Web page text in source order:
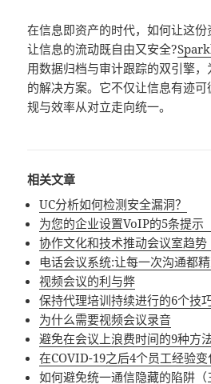
在信息即资产的时代，如何让这份
让信息的流动既自由又安全?
用数据归档与审计跟踪的双引擎
的解决方案。它不仅让信息有迹
规与效率从对立走向统一。
相关文章
UC分析如何检测安全漏洞？
为您的企业设置VoIP的5条提示
协作文化和技术推动会议室趋势
电话会议系统:让每一次沟通都
视频会议的利与弊
保持代理培训持续进行的6个技巧
为什么需要视频会议录音
避免在会议上浪费时间的9种方
在COVID-19之后4个员工经验变
如何避免统一通信隐藏的陷阱（